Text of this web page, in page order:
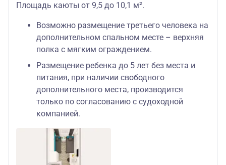
Площадь каюты от 9,5 до 10,1 м².
Возможно размещение третьего человека на
дополнительном спальном месте – верхняя
полка с мягким ограждением.
Размещение ребенка до 5 лет без места и
питания, при наличии свободного
дополнительного места, производится
только по согласованию с судоходной
компанией.